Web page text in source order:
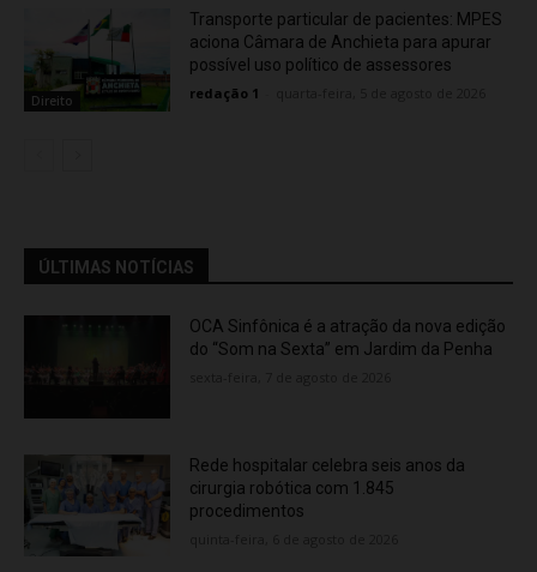
Direito
Transporte particular de pacientes: MPES
aciona Câmara de Anchieta para apurar
possível uso político de assessores
redação 1
ÚLTIMAS NOTÍCIAS
OCA Sinfônica é a atração da nova edição
do “Som na Sexta” em Jardim da Penha
Rede hospitalar celebra seis anos da
cirurgia robótica com 1.845
procedimentos